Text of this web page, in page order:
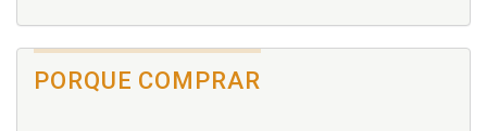
PORQUE COMPRAR